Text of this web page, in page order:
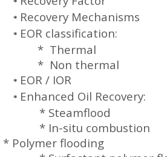
ARTICLES
*
* Recovery Mechanisms
* EOR classification:
* Thermal
* Non thermal
* EOR / IOR
* Enhanced Oil Recovery:
* Steamflood
* In-situ combustion
* Polymer flooding